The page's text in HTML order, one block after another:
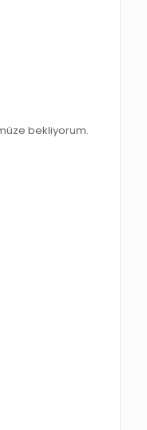
bekliyorum.